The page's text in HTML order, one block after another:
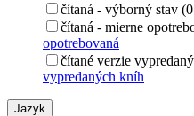
čítaná - výborný stav
čítaná - mierne
opotrebovaná
čítané verzie
vypredaných kníh
Jazyk